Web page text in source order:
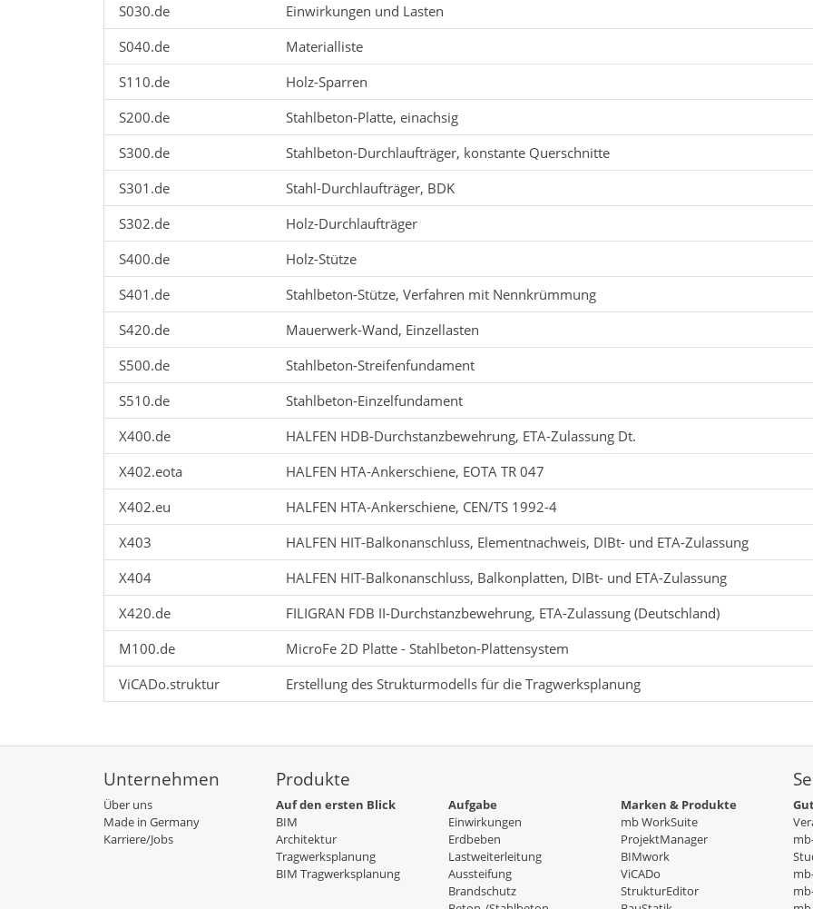
S030.de
Einwirkungen und Lasten
S040.de
Materialliste
S110.de
Holz-Sparren
S200.de
Stahlbeton-Platte, einachsig
S300.de
Stahlbeton-Durchlaufträger, konstante Querschnitte
S301.de
Stahl-Durchlaufträger, BDK
S302.de
Holz-Durchlaufträger
S400.de
Holz-Stütze
S401.de
Stahlbeton-Stütze, Verfahren mit Nennkrümmung
S420.de
Mauerwerk-Wand, Einzellasten
S500.de
Stahlbeton-Streifenfundament
S510.de
Stahlbeton-Einzelfundament
X400.de
HALFEN HDB-Durchstanzbewehrung, ETA-Zulassung Dt.
X402.eota
HALFEN HTA-Ankerschiene, EOTA TR 047
X402.eu
HALFEN HTA-Ankerschiene, CEN/TS 1992-4
X403
HALFEN HIT-Balkonanschluss, Elementnachweis, DIBt- und ETA-Zulassung
X404
HALFEN HIT-Balkonanschluss, Balkonplatten, DIBt- und ETA-Zulassung
X420.de
FILIGRAN FDB II-Durchstanzbewehrung, ETA-Zulassung (Deutschland)
M100.de
MicroFe 2D Platte - Stahlbeton-Plattensystem
ViCADo.struktur
Erstellung des Strukturmodells für die Tragwerksplanung
Unternehmen
Über uns
Made in Germany
Karriere/Jobs
Produkte
Auf den ersten Blick
BIM
Architektur
Tragwerksplanung
BIM Tragwerksplanung
Aufgabe
Einwirkungen
Erdbeben
Lastweiterleitung
Aussteifung
Brandschutz
Marken & Produkte
mb WorkSuite
ProjektManager
BIMwork
ViCADo
StrukturEditor